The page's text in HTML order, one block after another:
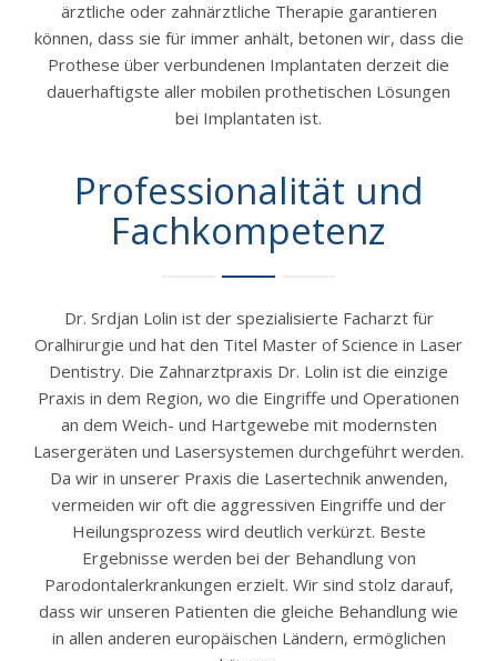
ärztliche oder zahnärztliche Therapie garantieren
können, dass sie für immer anhält, betonen wir, dass die
Prothese über verbundenen Implantaten derzeit die
dauerhaftigste aller mobilen prothetischen Lösungen
bei Implantaten ist.
Professionalität und
Fachkompetenz
Dr. Srdjan Lolin ist der spezialisierte Facharzt für
Oralhirurgie und hat den Titel Master of Science in Laser
Dentistry. Die Zahnarztpraxis Dr. Lolin ist die einzige
Praxis in dem Region, wo die Eingriffe und Operationen
an dem Weich- und Hartgewebe mit modernsten
Lasergeräten und Lasersystemen durchgeführt werden.
Da wir in unserer Praxis die Lasertechnik anwenden,
vermeiden wir oft die aggressiven Eingriffe und der
Heilungsprozess wird deutlich verkürzt. Beste
Ergebnisse werden bei der Behandlung von
Parodontalerkrankungen erzielt. Wir sind stolz darauf,
dass wir unseren Patienten die gleiche Behandlung wie
in allen anderen europäischen Ländern, ermöglichen